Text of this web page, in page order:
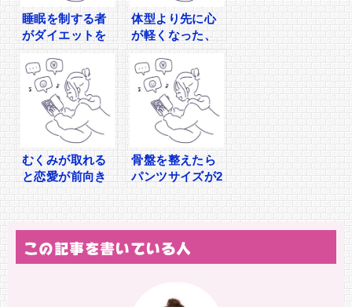
睡眠を制する者
がダイエットを
制す理由
体型より先に心
が軽くなった、
むくみダイエッ
ト体験
むくみが取れる
と恋愛が前向き
骨盤を整えたら
パンツサイズが2
この記事を書いている人